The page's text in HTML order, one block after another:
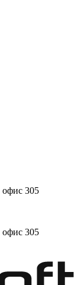
2, офис 305
2, офис 305